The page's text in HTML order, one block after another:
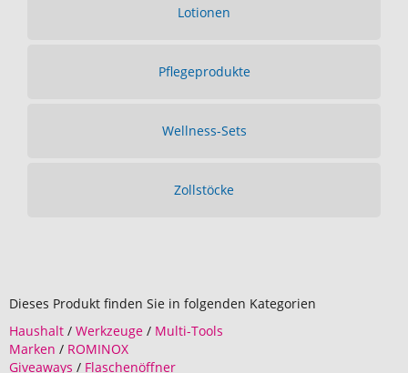
Lotionen
Pflegeprodukte
Wellness-Sets
Zollstöcke
Dieses Produkt finden Sie in folgenden Kategorien
Haushalt / Werkzeuge / Multi-Tools
Marken / ROMINOX
Giveaways / Flaschenöffner